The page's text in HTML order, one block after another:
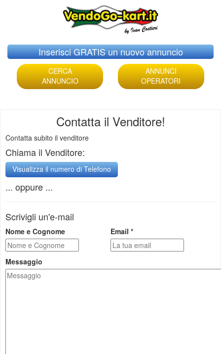
Skip
to
content
Inserisci GRATIS un nuovo annuncio
CERCA
ANNUNCIO
ANNUNCI
OPERATORI
Contatta il Venditore!
Contatta subito il venditore
Chiama il Venditore:
... oppure ...
Scrivigli un'e-mail
Nome e Cognome Email *
Messaggio